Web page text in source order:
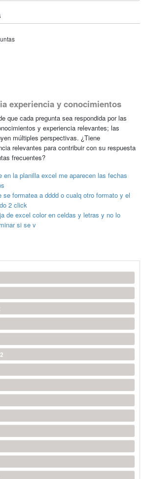
experiencia y conocimientos
que cada pregunta sea respondida por las
y experiencia relevantes; las
múltiples perspectivas. ¿Tiene
relevantes para contribuir con su respuesta
frecuentes?
en la planilla excel me aparecen las fechas
se formatea a dddd o cualq otro formato y el
2 click
de excel color en celdas y letras y no lo
si se v